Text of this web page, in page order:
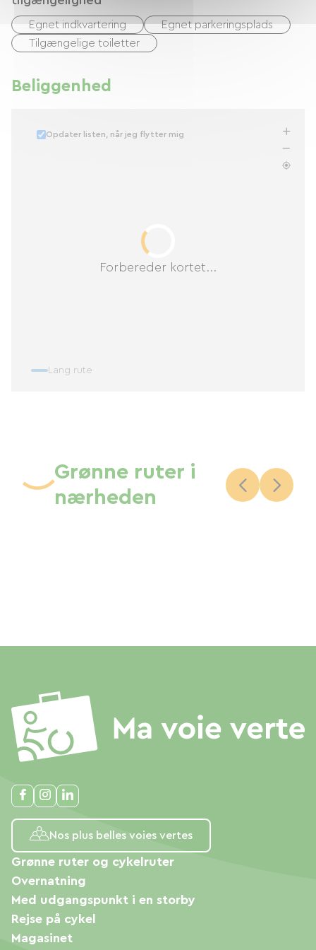
Egnet indkvartering
Egnet parkeringsplads
Tilgængelige toiletter
Beliggenhed
Forbereder kortet...
Opdater listen, når jeg flytter mig
Lang rute
Grønne ruter i
nærheden
Nos plus belles voies vertes
Grønne ruter og cykelruter
Overnatning
Med udgangspunkt i en storby
Rejse på cykel
Magasinet